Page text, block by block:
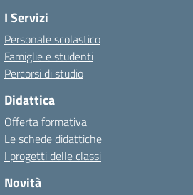
I Servizi
Personale scolastico
Famiglie e studenti
Percorsi di studio
Didattica
Offerta formativa
Le schede didattiche
I progetti delle classi
Novità